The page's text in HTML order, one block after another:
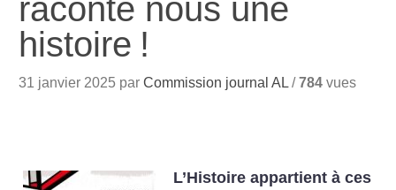
raconte nous une
histoire !
31 janvier 2025 parCommission journal AL /784 vues
L’Histoire appartient à ces